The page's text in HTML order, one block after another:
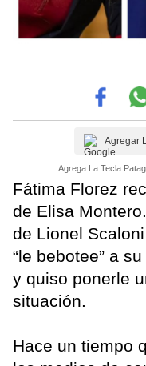
Agregar
Agrega La Tecla
Fátima Florez
de Elisa
de Lionel
“le bebotee” a
y quiso ponerle
situación.
Hace un tiempo